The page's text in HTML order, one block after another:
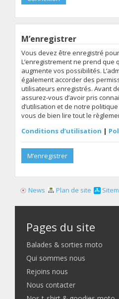
M’enregistrer
Vous devez être enregistré
L’enregistrement ne prend que
augmente vos possibilités.
également accorder des
utilisateurs enregistrés. Avant
assurez-vous d’avoir pris
d’utilisation et de notre
vous de bien lire tout le
Conditions d’utilisation |
M’enregistrer
News Plan de site
Pages du site
Balades & sorties moto
Qui sommes nous
Rejoins nous
Nous contacter